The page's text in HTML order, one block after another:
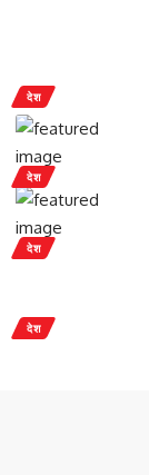
देश
देश
देश
देश